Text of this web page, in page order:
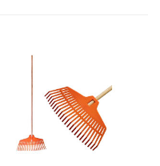
és a szemetet a házban, a
garázsban vagy a
műhelyben. Ideális
választás a hatékony és
gyors takarításhoz.